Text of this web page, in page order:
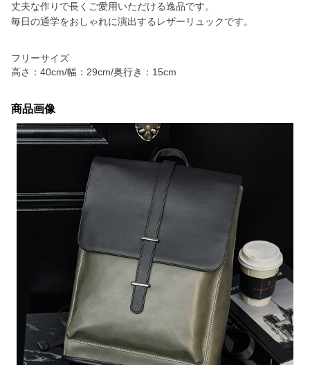
丈夫な作りで長くご愛用いただける逸品です。
毎日の通学をおしゃれに演出するレザーリュックです。
フリーサイズ
高さ：40cm/幅：29cm/奥行き：15cm
商品画像